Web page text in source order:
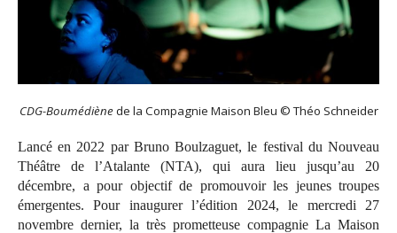
CDG-Boumédiènede la Compagnie Maison Bleu © Théo Schneider
Lancé en 2022 par Bruno Boulzaguet, le festival du Nouveau
Théâtre de l’Atalante (NTA), qui aura lieu jusqu’au 20
décembre, a pour objectif de promouvoir les jeunes troupes
émergentes. Pour inaugurer l’édition 2024, le mercredi 27
novembre dernier, la très prometteuse compagnie La Maison